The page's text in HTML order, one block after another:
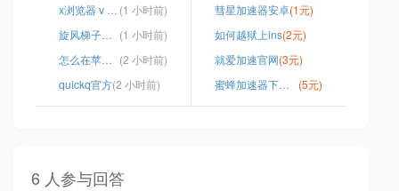
x浏览器 v p n (1 小时前)
旋风梯子怎么换ip (1 小时前)
怎么在苹果上登录谷歌 (2 小时前)
quickq官方(2 小时前)
彗星加速器安卓(1元)
如何越狱上ins(2元)
就爱加速官网(3元)
蜜蜂加速器下载官网
(5元)
6 人参与回答